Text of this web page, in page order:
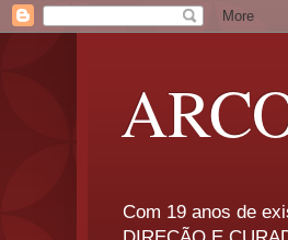
Com 19 anos de